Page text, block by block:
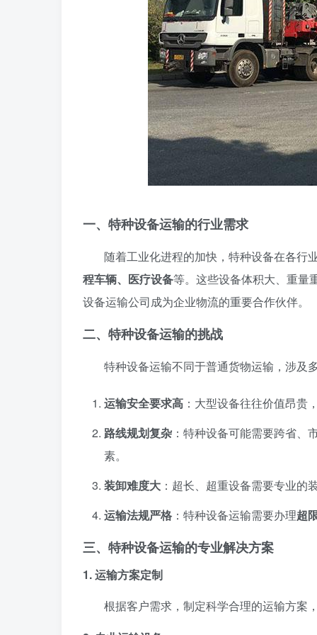
一、特种设备运输的行业需求
随着工业化进程的加快，特种设备在各行
程车辆、医疗设备等。这些设备体积大、重量
设备运输公司成为企业物流的重要合作伙伴。
二、特种设备运输的挑战
特种设备运输不同于普通货物运输，涉及
运输安全要求高 ：大型设备往往价值昂贵
路线规划复杂 ：特种设备可能需要跨省
素。
装卸难度大 ：超长、超重设备需要专业的
运输法规严格 ：特种设备运输需要办理超
三、特种设备运输的专业解决方案
1. 运输方案定制
根据客户需求，制定科学合理的运输方案